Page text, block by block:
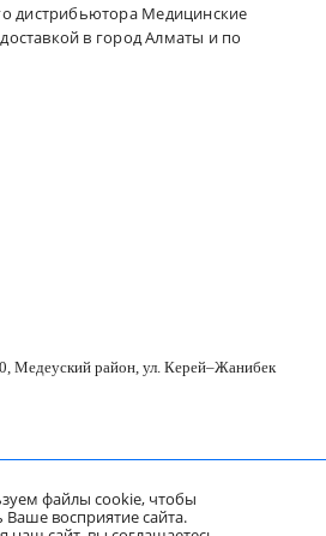
дистрибьютора Медицинские
в город Алматы и по
Медеуский район, ул. Керей–Жанибек
файлы cookie, чтобы
восприятие сайта.